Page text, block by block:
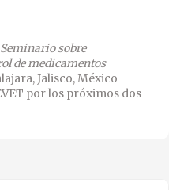
sobre
de medicamentos
Jalisco, México
por los próximos dos